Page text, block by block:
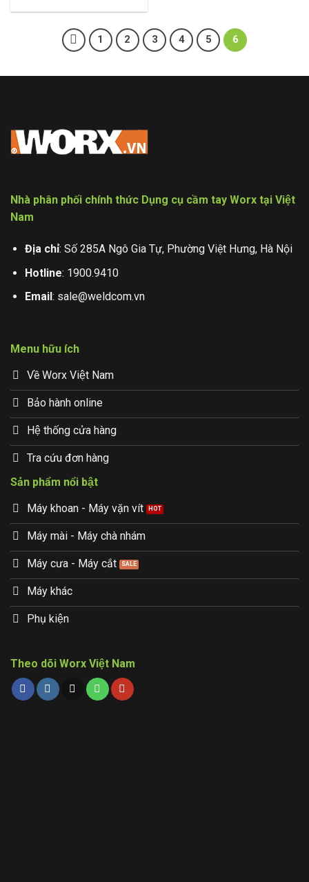
1 2 3 4 5 6
Nhà phân phối chính thức Dụng cụ cầm tay Worx tại Việt
Nam
Địa chỉ: Số 285A Ngô Gia Tự, Phường Việt Hưng, Hà Nội
Hotline: 1900.9410
Email : sale@weldcom.vn
Menu hữu ích
Về Worx Việt Nam
Bảo hành online
Hệ thống cửa hàng
Tra cứu đơn hàng
Sản phẩm nổi bật
Máy khoan - Máy vặn vít
Máy mài - Máy chà nhám
Máy cưa - Máy cắt
Máy khác
Phụ kiện
Theo dõi Worx Việt Nam